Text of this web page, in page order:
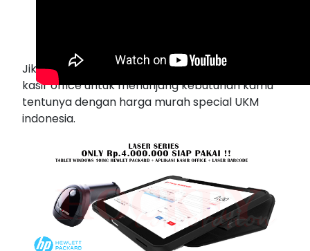
Jika dibutuhkan kami juga menyediakan paket
kasir office untuk menunjang kebutuhan kamu
tentunya dengan harga murah special UKM
indonesia.